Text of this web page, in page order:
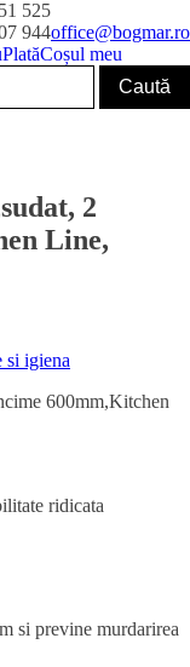
525
944office@bogmar.ro
PlatăCoșul meu
2
Line,
si igiena
600mm,Kitchen
ridicata
si previne murdarirea